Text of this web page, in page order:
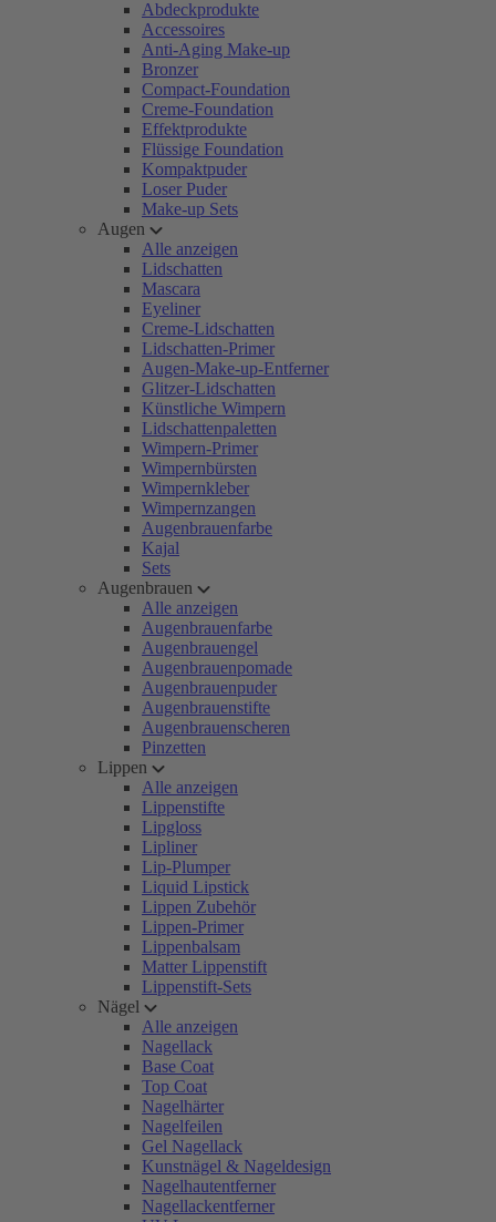
Abdeckprodukte
Accessoires
Anti-Aging Make-up
Bronzer
Compact-Foundation
Creme-Foundation
Effektprodukte
Flüssige Foundation
Kompaktpuder
Loser Puder
Make-up Sets
Augen
Alle anzeigen
Lidschatten
Mascara
Eyeliner
Creme-Lidschatten
Lidschatten-Primer
Augen-Make-up-Entferner
Glitzer-Lidschatten
Künstliche Wimpern
Lidschattenpaletten
Wimpern-Primer
Wimpernbürsten
Wimpernkleber
Wimpernzangen
Augenbrauenfarbe
Kajal
Sets
Augenbrauen
Alle anzeigen
Augenbrauenfarbe
Augenbrauengel
Augenbrauenpomade
Augenbrauenpuder
Augenbrauenstifte
Augenbrauenscheren
Pinzetten
Lippen
Alle anzeigen
Lippenstifte
Lipgloss
Lipliner
Lip-Plumper
Liquid Lipstick
Lippen Zubehör
Lippen-Primer
Lippenbalsam
Matter Lippenstift
Lippenstift-Sets
Nägel
Alle anzeigen
Nagellack
Base Coat
Top Coat
Nagelhärter
Nagelfeilen
Gel Nagellack
Kunstnägel & Nageldesign
Nagelhautentferner
Nagellackentferner